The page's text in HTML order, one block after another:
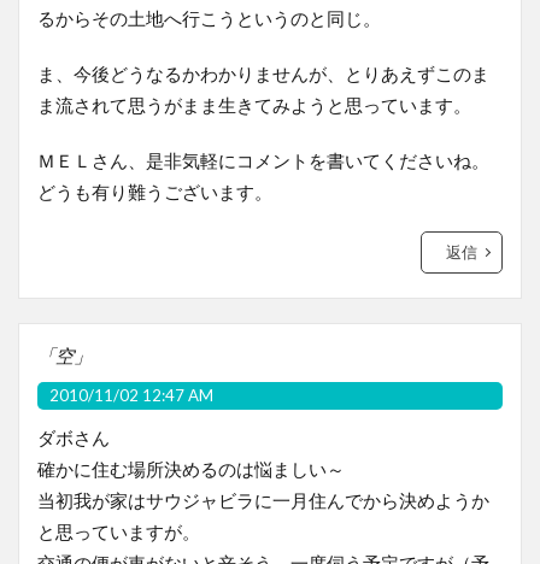
るからその土地へ行こうというのと同じ。
ま、今後どうなるかわかりませんが、とりあえずこのま
ま流されて思うがまま生きてみようと思っています。
ＭＥＬさん、是非気軽にコメントを書いてくださいね。
どうも有り難うございます。
返信
「空」
2010/11/02 12:47 AM
ダボさん
確かに住む場所決めるのは悩ましい～
当初我が家はサウジャビラに一月住んでから決めようか
と思っていますが。